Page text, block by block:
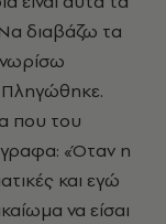
διαβάζω τα
που του
«Όταν η
και εγώ
να είσαι